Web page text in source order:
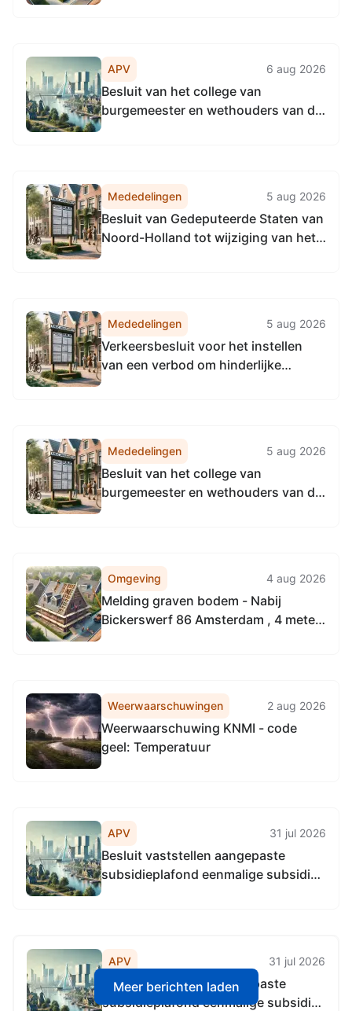
APV 6 aug 2026
Besluit van het college van
burgemeester en wethouders van de
per 1 september 2026 op € 0
Mededelingen 5 aug 2026
Besluit van Gedeputeerde Staten van
Noord-Holland tot wijziging van het
in beheer bij de provincie Noord-
Holland en het uniformeren van de...
Mededelingen 5 aug 2026
Verkeersbesluit voor het instellen
van een verbod om hinderlijke
Mededelingen 5 aug 2026
Besluit van het college van
burgemeester en wethouders van de
Amsterdam (Instellingsbesluit
Commissie Integriteit Gemeente
Amsterdam)
Omgeving 4 aug 2026
Melding graven bodem - Nabij
Bickerswerf 86 Amsterdam , 4 meter
Weerwaarschuwingen 2 aug 2026
Weerwaarschuwing KNMI - code
geel: Temperatuur
APV 31 jul 2026
Besluit vaststellen aangepaste
subsidieplafond eenmalige subsidies
APV 31 jul 2026
Besluit vaststellen aangepaste
subsidieplafond eenmalige subsidies
Meer berichten laden